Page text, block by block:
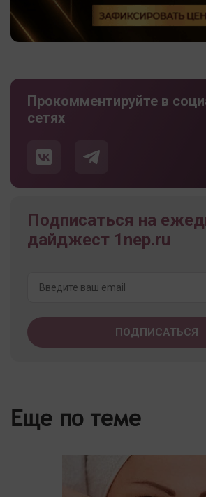
Прокомментируйте в
сетях
Подписаться на
дайджест 1nep.ru
Еще по теме